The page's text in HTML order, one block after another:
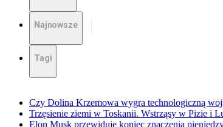
Najnowsze
Tagi
Czy Dolina Krzemowa wygra technologiczną
Trzęsienie ziemi w Toskanii. Wstrząsy w Pizie i
Elon Musk przewiduje koniec znaczenia